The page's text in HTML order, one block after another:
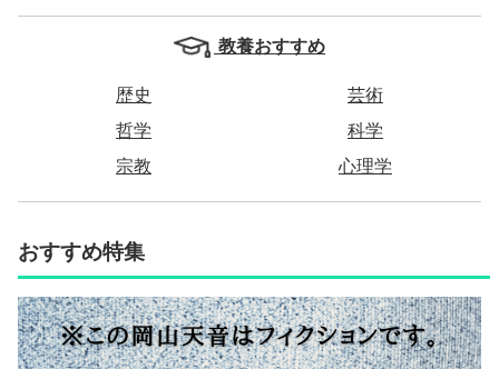
教養おすすめ
歴史
芸術
哲学
科学
宗教
心理学
おすすめ特集